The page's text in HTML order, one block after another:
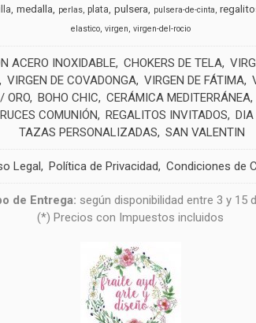
medalla perlas plata pulsera pulsera-de-cinta
elastico virgen virgen-del-rocio
ACERO INOXIDABLE CHOKERS DE TELA
VIRGEN DE COVADONGA VIRGEN DE FÁTIMA
ORO BOHO CHIC CERÁMICA MEDITERRÁNEA
COMUNIÓN REGALITOS INVITADOS DIA
TAZAS PERSONALIZADAS
SAN VALENTIN
Legal Política de Privacidad Condiciones de
de Entrega: según disponibilidad entre 3 y
(*) Precios con Impuestos incluidos